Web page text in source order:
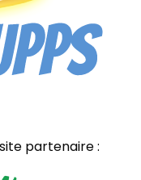
partenaire :